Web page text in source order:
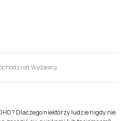
od Wydawcy
Dlaczego niektórzy ludzie nigdy nie